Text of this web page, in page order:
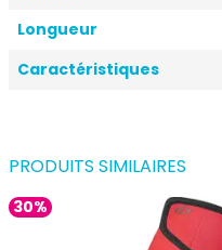
Longueur
Caractéristiques
PRODUITS SIMILAIRES
30%